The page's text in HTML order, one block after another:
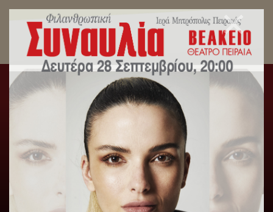
Μήνυμα του Σεβασμιωτάτου Μητροπολίτου
Πειραιώς κ.Σεραφείμ για το Συλλαλητήριο της
Μακεδονίας